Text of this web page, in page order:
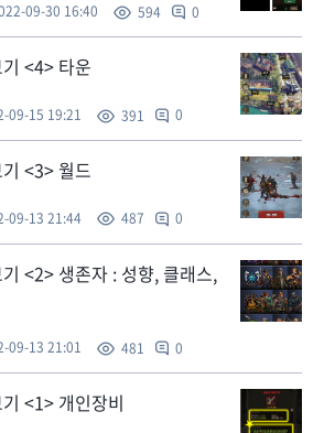
09-30 16:40 594 0
<4> 타운
09-15 19:21 391 0
<3> 월드
09-13 21:44 487 0
<2> 생존자 : 성향, 클래스,
09-13 21:01 481 0
<1> 개인장비